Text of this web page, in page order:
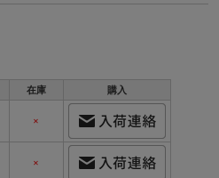
在庫 購入
×
×